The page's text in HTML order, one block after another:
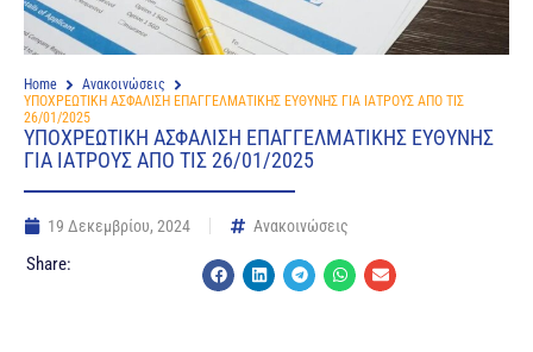
Home
Ανακοινώσεις
ΥΠΟΧΡΕΩΤΙΚΗ ΑΣΦΑΛΙΣΗ ΕΠΑΓΓΕΛΜΑΤΙΚΗΣ ΕΥΘΥΝΗΣ ΓΙΑ ΙΑΤΡΟΥΣ ΑΠΟ ΤΙΣ
26/01/2025
ΥΠΟΧΡΕΩΤΙΚΗ ΑΣΦΑΛΙΣΗ ΕΠΑΓΓΕΛΜΑΤΙΚΗΣ ΕΥΘΥΝΗΣ
ΓΙΑ ΙΑΤΡΟΥΣ ΑΠΟ ΤΙΣ 26/01/2025
19 Δεκεμβρίου, 2024 Ανακοινώσεις
Share: